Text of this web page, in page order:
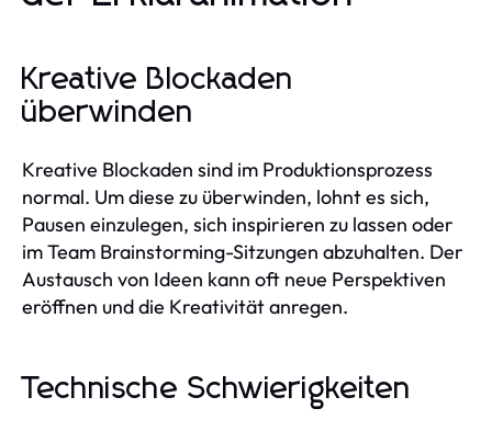
Kreative Blockaden
überwinden
Kreative Blockaden sind im Produktionsprozess
normal. Um diese zu überwinden, lohnt es sich,
Pausen einzulegen, sich inspirieren zu lassen oder
im Team Brainstorming-Sitzungen abzuhalten. Der
Austausch von Ideen kann oft neue Perspektiven
eröffnen und die Kreativität anregen.
Technische Schwierigkeiten